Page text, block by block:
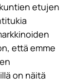
etujen
että emme
on näitä